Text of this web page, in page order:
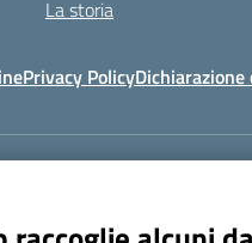
La storia
Privacy Policy